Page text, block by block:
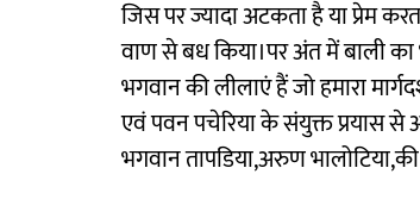
जिस पर ज्यादा अटकता है या प्रेम
वाण से बध किया।पर अंत में बाली का
भगवान की लीलाएं हैं जो हमारा
एवं पवन पचेरिया के संयुक्त प्रयास से
भगवान तापडिया,अरुण